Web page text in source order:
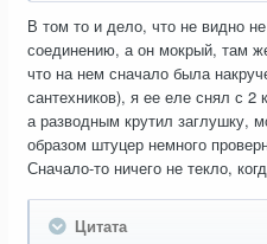
В том то и дело, что не видно
соединению, а он мокрый, там
что на нем сначало была
сантехников), я ее еле снял с
а разводным крутил заглушку,
образом штуцер немного
Сначало-то ничего не текло,
Цитата